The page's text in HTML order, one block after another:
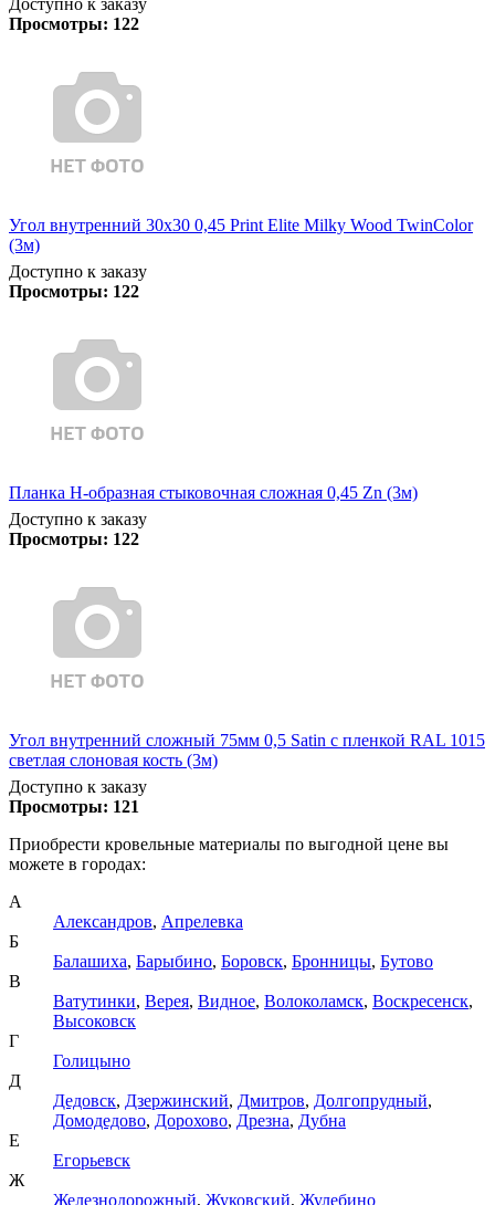
Просмотры: 122
Угол внутренний 30х30 0,45 Print Elite Milky Wood TwinColor
(3м)
Доступно к заказу
Просмотры: 122
Планка Н-образная стыковочная сложная 0,45 Zn (3м)
Доступно к заказу
Просмотры: 122
Угол внутренний сложный 75мм 0,5 Satin с пленкой RAL 1015
светлая слоновая кость (3м)
Доступно к заказу
Просмотры: 121
Приобрести кровельные материалы по выгодной цене вы
можете в городах:
А
Александров, Апрелевка
Б
Балашиха, Барыбино, Боровск, Бронницы, Бутово
В
Ватутинки, Верея, Видное, Волоколамск, Воскресенск,
Высоковск
Г
Голицыно
Д
Дедовск, Дзержинский, Дмитров, Долгопрудный,
Домодедово, Дорохово, Дрезна, Дубна
Е
Егорьевск
Ж
Железнодорожный, Жуковский, Жулебино